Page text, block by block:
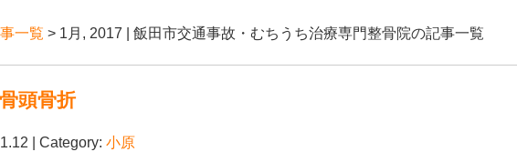
一覧 > 1月, 2017 | 飯田市交通事故・むちうち治療専門整骨院の記事一覧
頭骨折
| Category: 小原